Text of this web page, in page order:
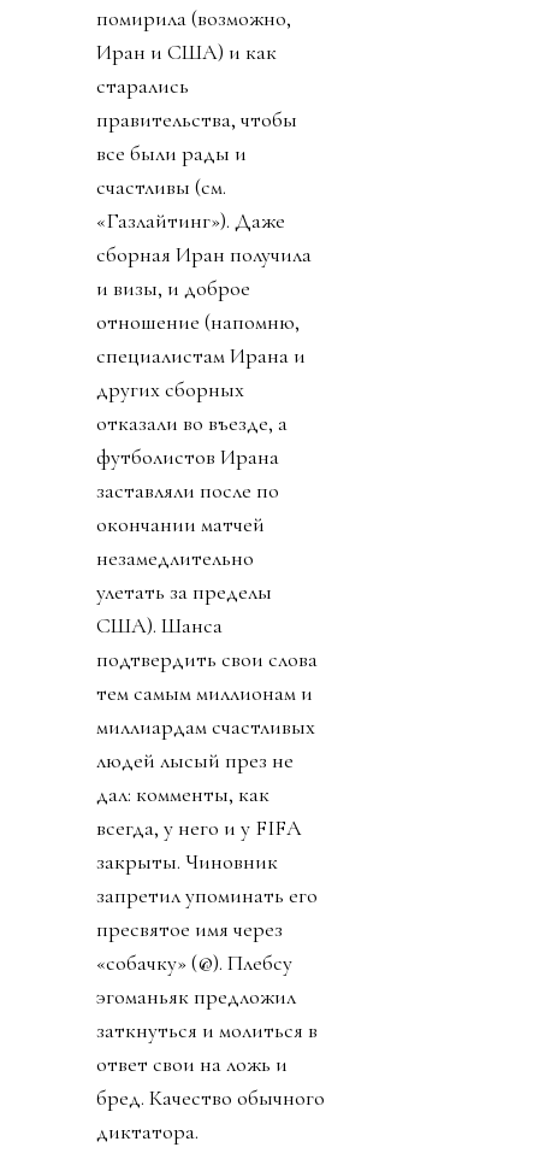
помирила (возможно,
Иран и США) и как
старались
правительства, чтобы
все были рады и
счастливы (см.
«Газлайтинг»). Даже
сборная Иран получила
и визы, и доброе
отношение (напомню,
специалистам Ирана и
других сборных
отказали во въезде, а
футболистов Ирана
заставляли после по
окончании матчей
незамедлительно
улетать за пределы
США). Шанса
подтвердить свои слова
тем самым миллионам и
миллиардам счастливых
людей лысый през не
дал: комменты, как
всегда, у него и у FIFA
закрыты. Чиновник
запретил упоминать его
пресвятое имя через
«собачку» (@). Плебсу
эгоманьяк предложил
заткнуться и молиться в
ответ свои на ложь и
бред. Качество обычного
диктатора.